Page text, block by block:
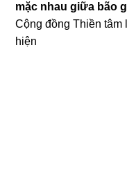
mặc nhau giữa bão
Cộng đồng Thiền
hiện